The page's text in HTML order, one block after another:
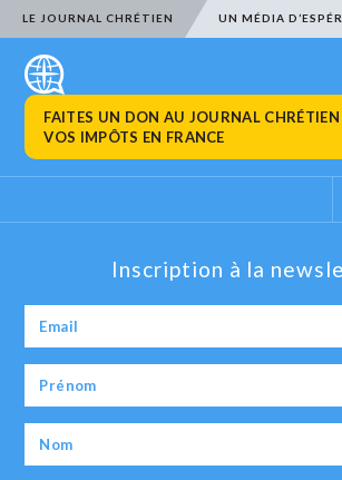
LE JOURNAL CHRÉTIEN UN MÉDIA
FAITES UN DON AU JOURNAL CHRÉTIEN
VOS IMPÔTS EN FRANCE
Inscription à la